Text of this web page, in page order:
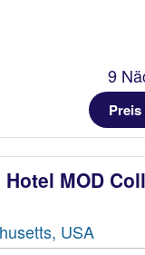
9
Preis
MOD
USA